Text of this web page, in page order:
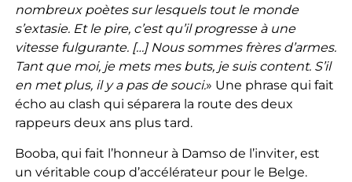
nombreux poètes sur lesquels tout le monde
s’extasie. Et le pire, c’est qu’il progresse à une
vitesse fulgurante. […] Nous sommes frères d’armes.
Tant que moi, je mets mes buts, je suis content. S’il
en met plus, il y a pas de souci.» Une phrase qui fait
écho au clash qui séparera la route des deux
rappeurs deux ans plus tard.
Booba, qui fait l’honneur à Damso de l’inviter, est
un véritable coup d’accélérateur pour le Belge.